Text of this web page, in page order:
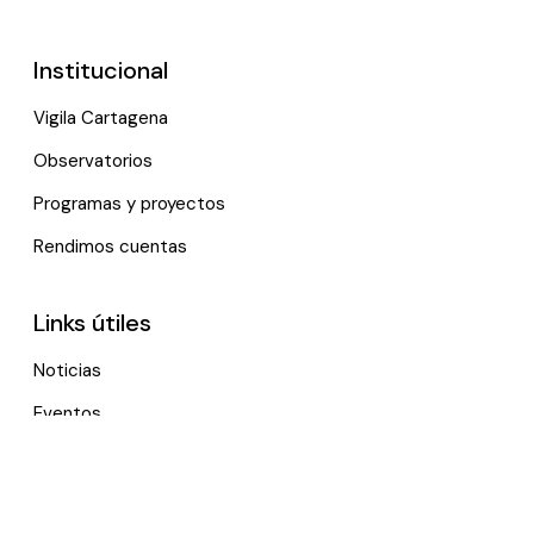
Institucional
Vigila Cartagena
Observatorios
Programas y proyectos
Rendimos cuentas
Links útiles
Noticias
Eventos